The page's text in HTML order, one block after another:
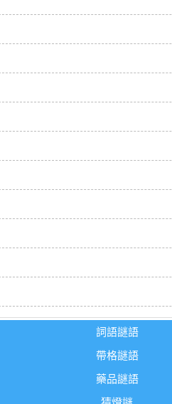
詞語謎語
帶格謎語
藥品謎語